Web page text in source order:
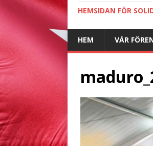
HEMSIDAN FÖR
HEM VÅR